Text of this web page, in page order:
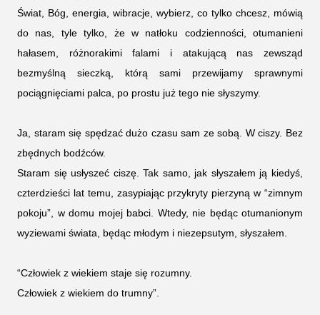
Świat, Bóg, energia, wibracje, wybierz, co tylko chcesz, mówią
do nas, tyle tylko, że w natłoku codzienności, otumanieni
hałasem, różnorakimi falami i atakującą nas zewsząd
bezmyślną sieczką, którą sami przewijamy sprawnymi
pociągnięciami palca, po prostu już tego nie słyszymy.
Ja, staram się spędzać dużo czasu sam ze sobą. W ciszy. Bez
zbędnych bodźców.
Staram się usłyszeć ciszę. Tak samo, jak słyszałem ją kiedyś,
czterdzieści lat temu, zasypiając przykryty pierzyną w “zimnym
pokoju”, w domu mojej babci. Wtedy, nie będąc otumanionym
wyziewami świata, będąc młodym i niezepsutym, słyszałem.
“Człowiek z wiekiem staje się rozumny.
Człowiek z wiekiem do trumny”.